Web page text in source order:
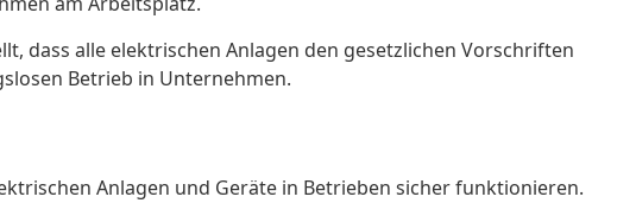
dass alle elektrischen Anlagen den gesetzlichen Vorschriften
Betrieb in Unternehmen.
Anlagen und Geräte in Betrieben sicher funktionieren.